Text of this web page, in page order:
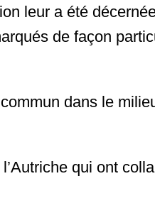
leur a été
de façon
dans le
qui ont